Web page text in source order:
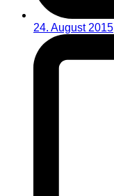
24. August 2015